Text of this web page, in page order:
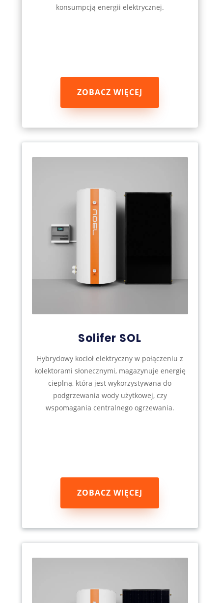
konsumpcją energii elektrycznej.
ZOBACZ WIĘCEJ
Solifer SOL
Hybrydowy kocioł elektryczny w połączeniu z
kolektorami słonecznymi, magazynuje energię
cieplną, która jest wykorzystywana do
podgrzewania wody użytkowej, czy
wspomagania centralnego ogrzewania.
ZOBACZ WIĘCEJ